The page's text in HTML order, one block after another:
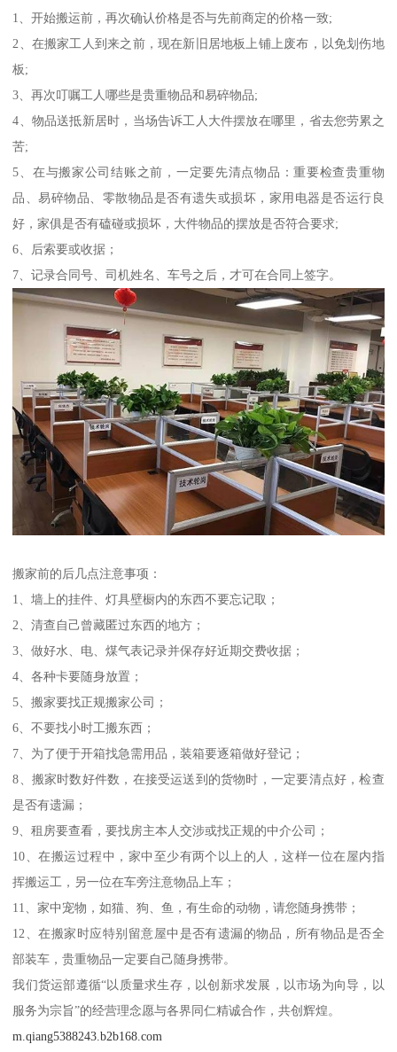
1、开始搬运前，再次确认价格是否与先前商定的价格一致;
2、在搬家工人到来之前，现在新旧居地板上铺上废布，以免划伤地
板;
3、再次叮嘱工人哪些是贵重物品和易碎物品;
4、物品送抵新居时，当场告诉工人大件摆放在哪里，省去您劳累之
苦;
5、在与搬家公司结账之前，一定要先清点物品：重要检查贵重物
品、易碎物品、零散物品是否有遗失或损坏，家用电器是否运行良
好，家俱是否有磕碰或损坏，大件物品的摆放是否符合要求;
6、后索要或收据；
7、记录合同号、司机姓名、车号之后，才可在合同上签字。
搬家前的后几点注意事项：
1、墙上的挂件、灯具壁橱内的东西不要忘记取；
2、清查自己曾藏匿过东西的地方；
3、做好水、电、煤气表记录并保存好近期交费收据；
4、各种卡要随身放置；
5、搬家要找正规搬家公司；
6、不要找小时工搬东西；
7、为了便于开箱找急需用品，装箱要逐箱做好登记；
8、搬家时数好件数，在接受运送到的货物时，一定要清点好，检查
是否有遗漏；
9、租房要查看，要找房主本人交涉或找正规的中介公司；
10、在搬运过程中，家中至少有两个以上的人，这样一位在屋内指
挥搬运工，另一位在车旁注意物品上车；
11、家中宠物，如猫、狗、鱼，有生命的动物，请您随身携带；
12、在搬家时应特别留意屋中是否有遗漏的物品，所有物品是否全
部装车，贵重物品一定要自己随身携带。
我们货运部遵循“以质量求生存，以创新求发展，以市场为向导，以
服务为宗旨”的经营理念愿与各界同仁精诚合作，共创辉煌。
m.qiang5388243.b2b168.com